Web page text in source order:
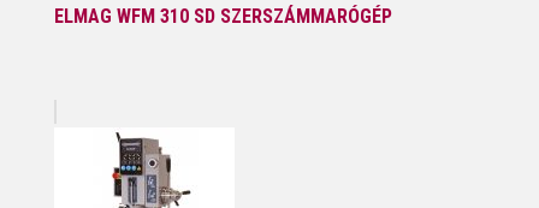
ELMAG WFM 310 SD SZERSZÁMMARÓGÉP